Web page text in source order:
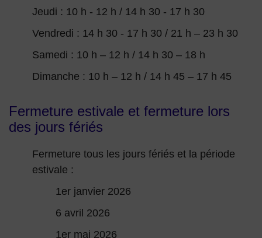
Jeudi : 10 h - 12 h / 14 h 30 - 17 h 30
Vendredi : 14 h 30 - 17 h 30 / 21 h – 23 h 30
Samedi : 10 h – 12 h / 14 h 30 – 18 h
Dimanche : 10 h – 12 h / 14 h 45 – 17 h 45
Fermeture estivale et fermeture lors
des jours fériés
Fermeture tous les jours fériés et la période
estivale :
1er janvier 2026
6 avril 2026
1er mai 2026